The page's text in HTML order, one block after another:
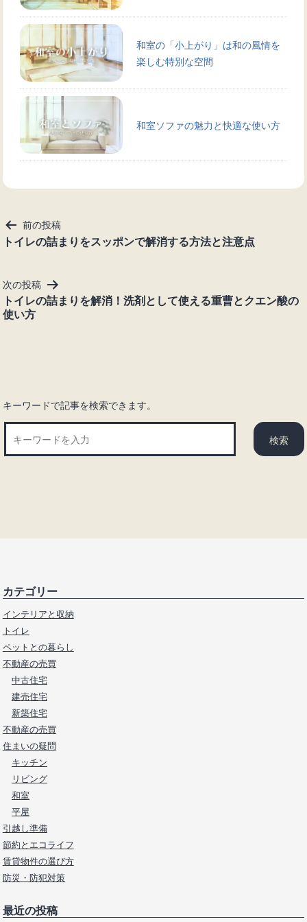
和室の「小上がり」は和の風情を
楽しむ特別な空間
和室ソファの魅力と快適な使い方
投
稿
ゲ
ー
シ
前の投稿
トイレの詰まりをスッポンで解消する方法と注意点
次の投稿
トイレの詰まりを解消！洗剤として使える重曹とクエン酸の
使い方
キーワードで記事を検索できます。
カテゴリー
インテリアと収納
トイレ
ペットとの暮らし
不動産の売買
中古住宅
建売住宅
新築住宅
不動産の売買
住まいの疑問
キッチン
リビング
和室
平屋
引越し準備
節約とエコライフ
賃貸物件の選び方
防災・防犯対策
最近の投稿